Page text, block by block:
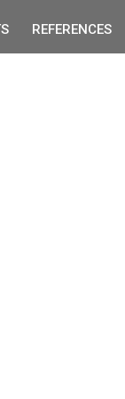
REFERENCES